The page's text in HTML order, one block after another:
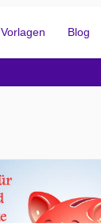
Vorlagen Blog